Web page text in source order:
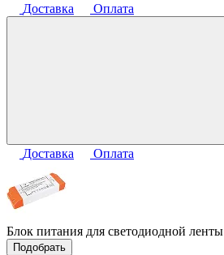
Доставка
Оплата
Доставка Оплата
Блок питания для светодиодной ленты
Подобрать